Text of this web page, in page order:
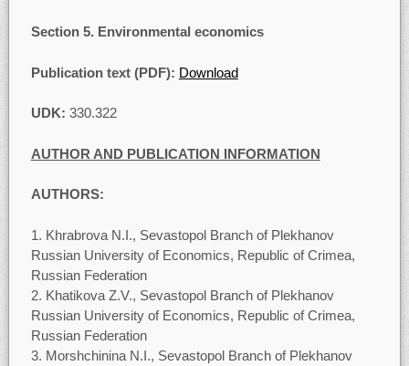
Section 5. Environmental economics
Publication text (PDF): Download
UDK: 330.322
AUTHOR AND PUBLICATION INFORMATION
AUTHORS:
Khrabrova N.I., Sevastopol Branch of Plekhanov
Russian University of Economics, Republic of Crimea,
Russian Federation
Khatikova Z.V., Sevastopol Branch of Plekhanov
Russian University of Economics, Republic of Crimea,
Russian Federation
Morshchinina N.I., Sevastopol Branch of Plekhanov